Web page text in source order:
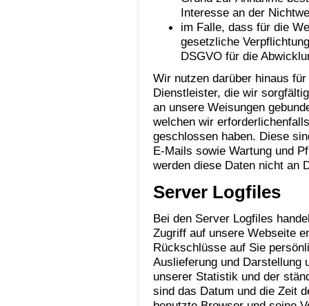
Interesse an der
im Falle, dass für die
gesetzliche
DSGVO für die
Wir nutzen darüber hinaus
Dienstleister, die wir
an unsere Weisungen
welchen wir
geschlossen haben. Diese
E-Mails sowie Wartung und
werden diese Daten nicht an
Server Logfiles
Bei den Server Logfiles
Zugriff auf unsere Webseite
Rückschlüsse auf Sie
Auslieferung und Darstellung
unserer Statistik und der
sind das Datum und die Zeit